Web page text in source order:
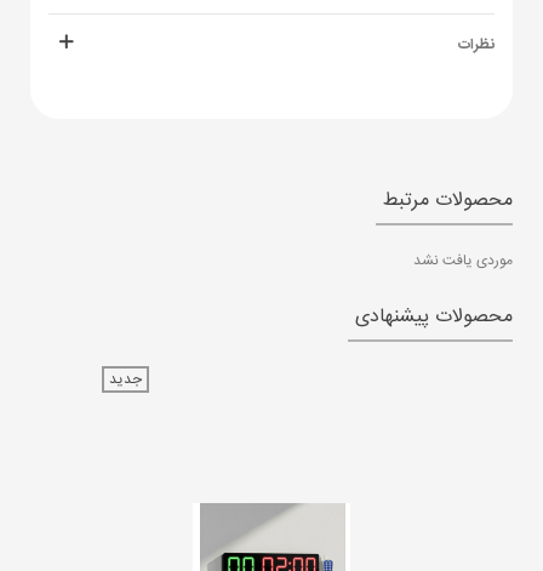
نظرات
محصولات مرتبط
موردی یافت نشد
محصولات پیشنهادی
جدید